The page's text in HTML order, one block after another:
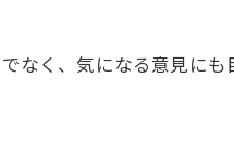
なく、気になる意見にも